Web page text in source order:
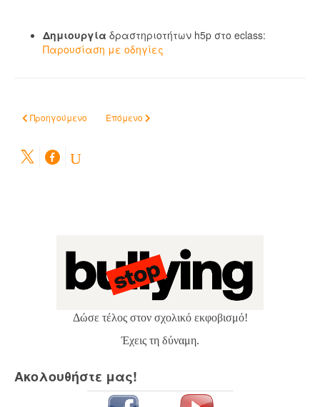
Δημιουργία δραστηριοτήτων h5p στο eclass:
Παρουσίαση με οδηγίες
Προηγούμενο άρθρο: Τελικά οι έφηβοι διασκεδάζουν ή υποφέρουν
Προηγούμενο Επόμενο άρθρο: Flipped classroom: Ποιο είναι το
Επόμενο
Δώσε τέλος στον σχολικό εκφοβισμό!
Έχεις τη δύναμη.
Ακολουθήστε μας!